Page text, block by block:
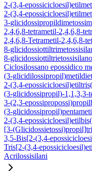
2-(3,4-
2-(3,4-
3-
2,4,6,8-tetrametil-2,4,6,8-
2,4,6,8-Tetrametil-2,4,6,8-
8-
8-
Ciclosilossano epossidico
(3-
2-(3,4-
(3-glicidossipropil)-1,1,3,3-
3-(2,3-
(3-
2-(3,4-
[3-
3,5-Bis[2-(3,4-
Tris[2-(3,4-
Acrilossisilani